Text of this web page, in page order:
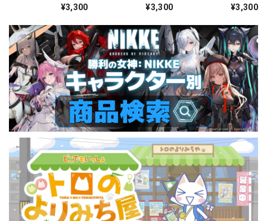
3rd 石川 ブラン ノワ
¥3,300
リー Area 3rd 東京
¥3,300
3rd 仙台 クラウン
¥3,300